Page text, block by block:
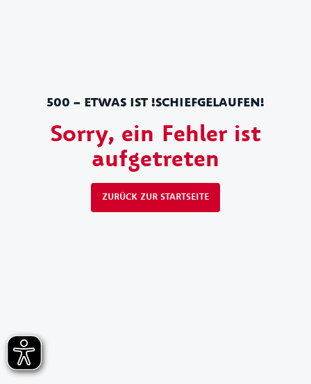
500 – ETWAS IST !SCHIEFGELAUFEN!
Sorry, ein Fehler ist
aufgetreten
ZURÜCK ZUR STARTSEITE